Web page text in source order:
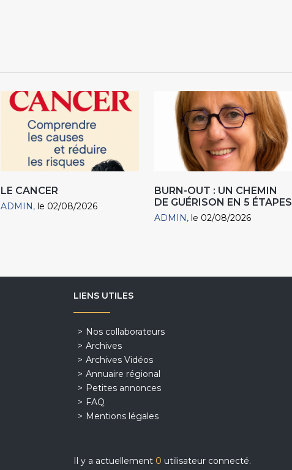
LE CANCER
ADMIN le 02/08/2026
BURN-OUT : UN CHEMIN
DE GUÉRISON EN 5 ÉTAPES
ADMIN le 02/08/2026
LIENS UTILES
Nos collaborateurs
Archives
Archives Vidéos
Annuaire régional
Petites annonces
FAQ
Mentions légales
Il y a actuellement 0 utilisateur connecté.